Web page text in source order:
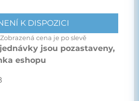
K DISPOZICI
cena je po slevě
jsou pozastaveny,
eshopu